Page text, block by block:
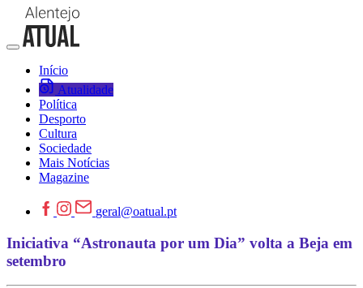
Início
Atualidade
Política
Desporto
Cultura
Sociedade
Mais Notícias
Magazine
geral@oatual.pt
Iniciativa “Astronauta por um Dia” volta a Beja em
setembro